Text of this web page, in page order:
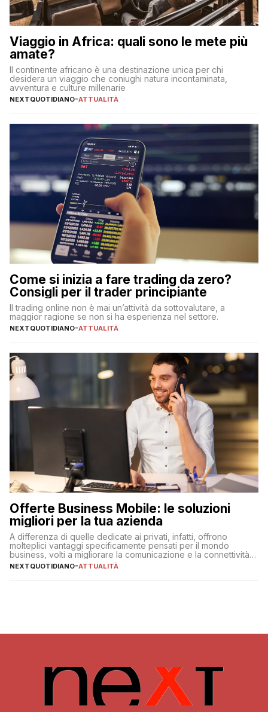
Viaggio in Africa: quali sono le mete più
amate?
Il continente africano è una destinazione unica per chi
desidera un viaggio che coniughi natura incontaminata,
avventura e culture millenarie
NEXTQUOTIDIANO-ATTUALITÀ
Come si inizia a fare trading da zero?
Consigli per il trader principiante
Il trading online non è mai un’attività da sottovalutare, a
maggior ragione se non si ha esperienza nel settore.
NEXTQUOTIDIANO-ATTUALITÀ
Offerte Business Mobile: le soluzioni
migliori per la tua azienda
A differenza di quelle dedicate ai privati, infatti, offrono
molteplici vantaggi specificamente pensati per il mondo
business, volti a migliorare la comunicazione e la connettività
degli utenti
NEXTQUOTIDIANO-ATTUALITÀ